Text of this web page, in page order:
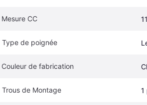
Mesure CC
Type de poignée
Couleur de fabrication
Trous de Montage 1